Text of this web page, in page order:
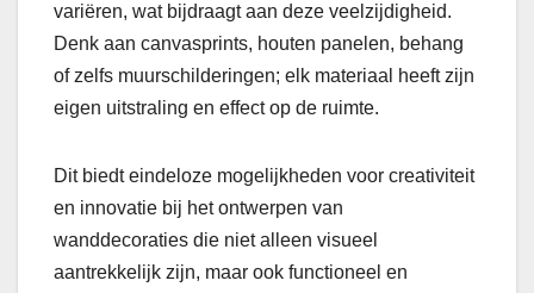
variëren, wat bijdraagt aan deze veelzijdigheid.
Denk aan canvasprints, houten panelen, behang
of zelfs muurschilderingen; elk materiaal heeft zijn
eigen uitstraling en effect op de ruimte.
Dit biedt eindeloze mogelijkheden voor creativiteit
en innovatie bij het ontwerpen van
wanddecoraties die niet alleen visueel
aantrekkelijk zijn, maar ook functioneel en